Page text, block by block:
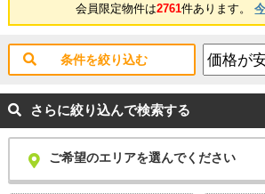
会員限定物件は2761件あります。
条件を絞り込む
さらに絞り込んで検索する
ご希望のエリアを選んでください